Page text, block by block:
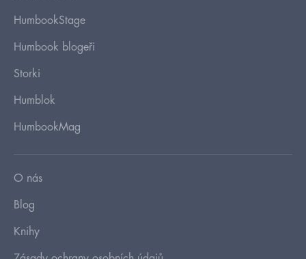
HumbookStage
Humbook blogeři
Storki
Humblok
HumbookMag
O nás
Blog
Knihy